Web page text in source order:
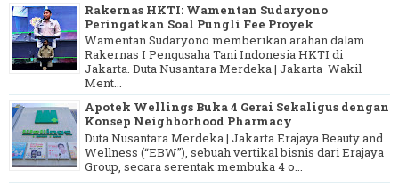
Rakernas HKTI: Wamentan Sudaryono
Peringatkan Soal Pungli Fee Proyek
Wamentan Sudaryono memberikan arahan dalam
Rakernas I Pengusaha Tani Indonesia HKTI di
Jakarta. Duta Nusantara Merdeka | Jakarta Wakil
Ment...
Apotek Wellings Buka 4 Gerai Sekaligus dengan
Konsep Neighborhood Pharmacy
Duta Nusantara Merdeka | Jakarta Erajaya Beauty and
Wellness (“EBW”), sebuah vertikal bisnis dari Erajaya
Group, secara serentak membuka 4 o...